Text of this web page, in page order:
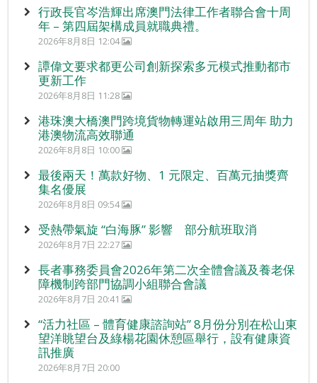
行政長官岑浩輝出席澳門法律工作者聯合會十周
年 – 第四屆架構成員就職典禮。
2026年8月8日 12:04
譚偉文要求都更公司創新探索多元模式推動都市
更新工作
2026年8月8日 11:28
港珠澳大橋澳門跨境貨物轉運站啟用三周年 助力
港澳物流高效聯通
2026年8月8日 10:00
最後兩天！萬款好物、1 元限定、百萬元抽獎齊
集名優展
2026年8月8日 09:54
受熱帶氣旋 “白海豚” 影響 部分航班取消
2026年8月7日 22:27
長者事務委員會2026年第二次全體會議及養老保
障機制跨部門協調小組聯合會議
2026年8月7日 20:41
“活力社區 – 體育健康諮詢站” 8月份分別在松山東
望洋眺望台及綠楊花園休憩區舉行，設有健康資
訊推廣
2026年8月7日 20:00